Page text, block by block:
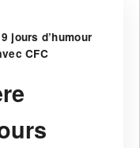
jours d’humour
CFC